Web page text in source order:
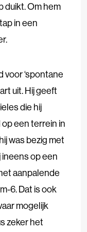
duikt. Om hem
in een
voor ‘spontane
uit. Hij geeft
die hij
op een terrein in
was bezig met
op een
aanpalende
6. Dat is ook
mogelijk
zeker het